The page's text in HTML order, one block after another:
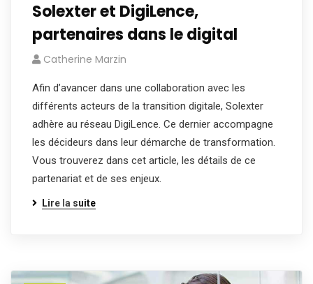
Solexter et DigiLence,
partenaires dans le digital
Catherine Marzin
Afin d’avancer dans une collaboration avec les
différents acteurs de la transition digitale, Solexter
adhère au réseau DigiLence. Ce dernier accompagne
les décideurs dans leur démarche de transformation.
Vous trouverez dans cet article, les détails de ce
partenariat et de ses enjeux.
Lire la suite